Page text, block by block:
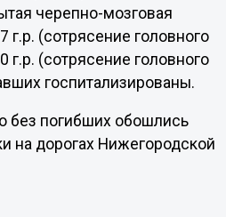
черепно-мозговая
г.р. (сотрясение головного
г.р. (сотрясение головного
госпитализированы.
без погибших обошлись
на дорогах Нижегородской